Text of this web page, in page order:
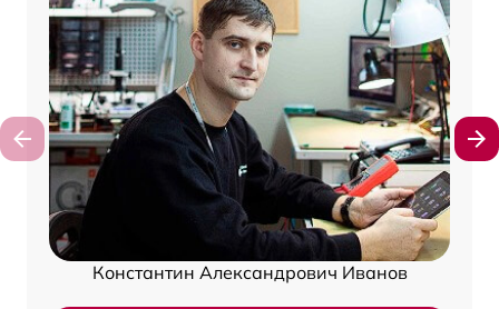
Константин Александрович Иванов